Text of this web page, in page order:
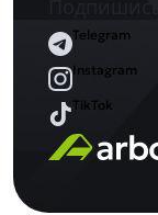
Telegram
Instagram
TikTok